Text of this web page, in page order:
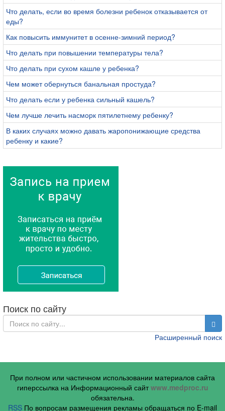
Что делать, если во время болезни ребенок отказывается от
еды?
Как повысить иммунитет в осенне-зимний период?
Что делать при повышении температуры тела?
Что делать при сухом кашле у ребенка?
Чем может обернуться банальная простуда?
Что делать если у ребенка сильный кашель?
Чем лучше лечить насморк пятилетнему ребенку?
В каких случаях можно давать жаропонижающие средства
ребенку и какие?
Поиск по сайту
Расширенный поиск
При полном или частичном использовании материалов сайта
гиперссылка на Информационный сайтwww.medproc.ru
обязательна.
RSS По вопросам размещения рекламы обращаться по E-mail